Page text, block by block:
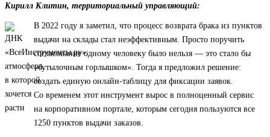
Кирилл Клитин, территориальный управляющий:
В 2022 году я заметил, что процесс возврата брака из пунктов
выдачи на склады стал неэффективным. Просто поручить
согласование одному человеку было нельзя — это стало бы
«бутылочным горлышком». Тогда я предложил решение:
создать единую онлайн-таблицу для фиксации заявок.
Со временем этот инструмент вырос в полноценный сервис
на корпоративном портале, которым сегодня пользуются все
1250 пунктов выдачи заказов.